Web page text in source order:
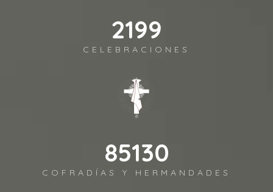
2541
CELEBRACIONES
98372
COFRADÍAS Y HERMANDADES